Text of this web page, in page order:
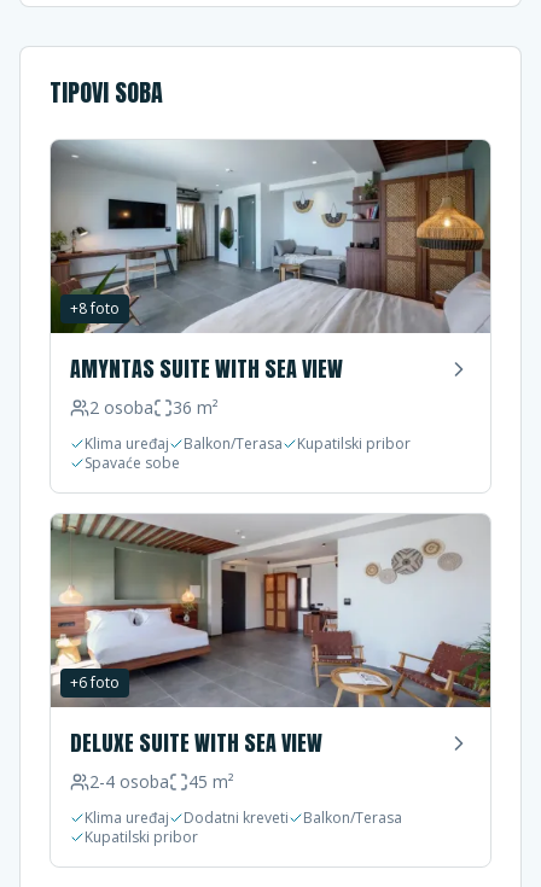
TIPOVI SOBA
+8foto
AMYNTAS SUITE WITH SEA VIEW
2 osoba 36 m²
Klima uređaj Balkon/Terasa
Kupatilski pribor
Spavaće sobe
+6foto
DELUXE SUITE WITH SEA VIEW
2-4 osoba 45 m²
Klima uređaj Dodatni kreveti
Balkon/Terasa
Kupatilski pribor